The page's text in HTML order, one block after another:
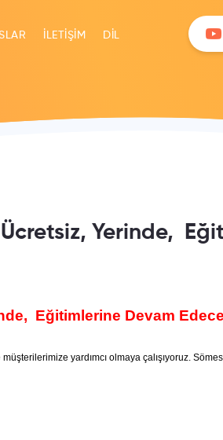
İLETİŞİM DİL
Yerinde,
Eğitimlerine Devam
yardımcı olmaya çalışıyoruz.